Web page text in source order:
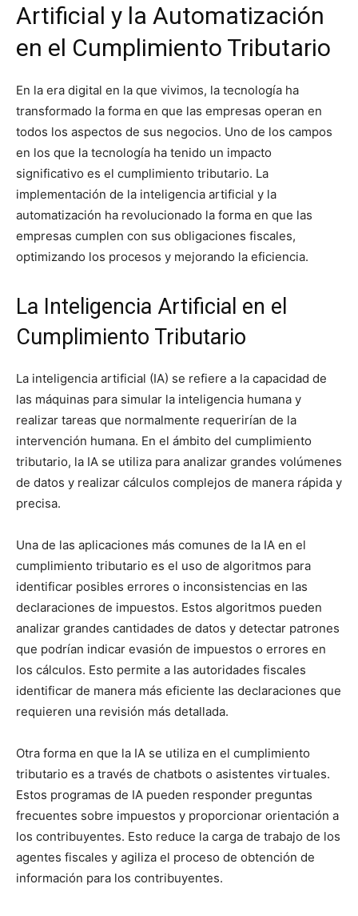
Artificial y la Automatización
en el Cumplimiento Tributario
En la era digital en la que vivimos, la tecnología ha
transformado la forma en que las empresas operan en
todos los aspectos de sus negocios. Uno de los campos
en los que la tecnología ha tenido un impacto
significativo es el cumplimiento tributario. La
implementación de la inteligencia artificial y la
automatización ha revolucionado la forma en que las
empresas cumplen con sus obligaciones fiscales,
optimizando los procesos y mejorando la eficiencia.
La Inteligencia Artificial en el
Cumplimiento Tributario
La inteligencia artificial (IA) se refiere a la capacidad de
las máquinas para simular la inteligencia humana y
realizar tareas que normalmente requerirían de la
intervención humana. En el ámbito del cumplimiento
tributario, la IA se utiliza para analizar grandes volúmenes
de datos y realizar cálculos complejos de manera rápida y
precisa.
Una de las aplicaciones más comunes de la IA en el
cumplimiento tributario es el uso de algoritmos para
identificar posibles errores o inconsistencias en las
declaraciones de impuestos. Estos algoritmos pueden
analizar grandes cantidades de datos y detectar patrones
que podrían indicar evasión de impuestos o errores en
los cálculos. Esto permite a las autoridades fiscales
identificar de manera más eficiente las declaraciones que
requieren una revisión más detallada.
Otra forma en que la IA se utiliza en el cumplimiento
tributario es a través de chatbots o asistentes virtuales.
Estos programas de IA pueden responder preguntas
frecuentes sobre impuestos y proporcionar orientación a
los contribuyentes. Esto reduce la carga de trabajo de los
agentes fiscales y agiliza el proceso de obtención de
información para los contribuyentes.